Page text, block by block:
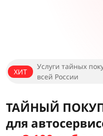
ХИТ
Услуги тайных
всей России
ТАЙНЫЙ
для